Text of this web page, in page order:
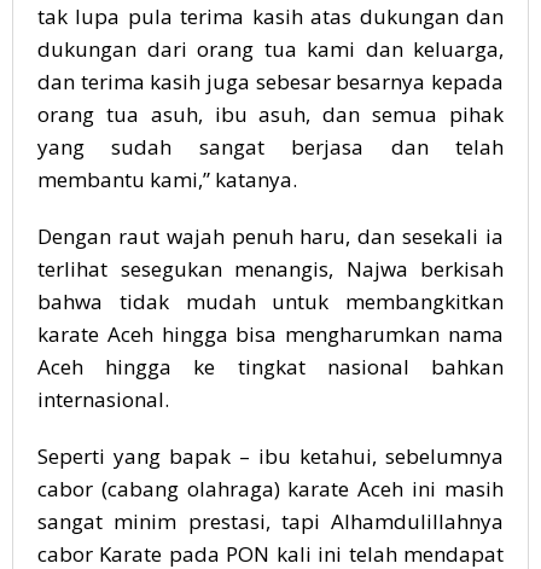
tak lupa pula terima kasih atas dukungan dan
dukungan dari orang tua kami dan keluarga,
dan terima kasih juga sebesar besarnya kepada
orang tua asuh, ibu asuh, dan semua pihak
yang sudah sangat berjasa dan telah
membantu kami,” katanya.
Dengan raut wajah penuh haru, dan sesekali ia
terlihat sesegukan menangis, Najwa berkisah
bahwa tidak mudah untuk membangkitkan
karate Aceh hingga bisa mengharumkan nama
Aceh hingga ke tingkat nasional bahkan
internasional.
Seperti yang bapak – ibu ketahui, sebelumnya
cabor (cabang olahraga) karate Aceh ini masih
sangat minim prestasi, tapi Alhamdulillahnya
cabor Karate pada PON kali ini telah mendapat